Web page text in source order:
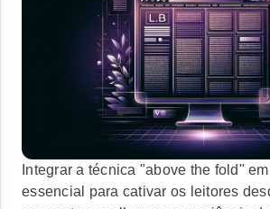
Integrar a técnica "above the fold"
essencial para cativar os leitores